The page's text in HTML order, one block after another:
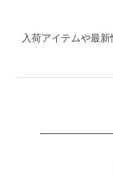
入荷アイテムや最新